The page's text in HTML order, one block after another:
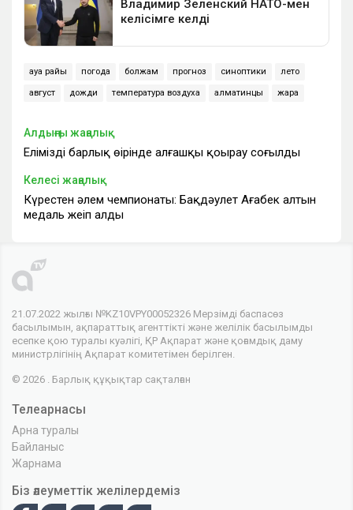
ауа райы погода болжам прогноз синоптики лето
август дожди температура воздуха алматинцы жара
Алдыңғы жаңалық
Еліміздің барлық өңірінде алғашқы қоңырау соғылды
Келесі жаңалық
Күрестен әлем чемпионаты: Бақдәулет Ағабек алтын
медаль жеңіп алды
21.07.2022 жылғы №KZ10VPY00052326 Мерзімді баспасөз
басылымын, ақпараттық агенттікті және желілік басылымды
есепке қою туралы куәлігі, ҚР Ақпарат және қоғамдық даму
министрлігінің Ақпарат комитетімен берілген.
© 2026 . Барлық құқықтар сақталған
Телеарнасы
Арна туралы
Байланыс
Жарнама
Біз әлеуметтік желілердеміз